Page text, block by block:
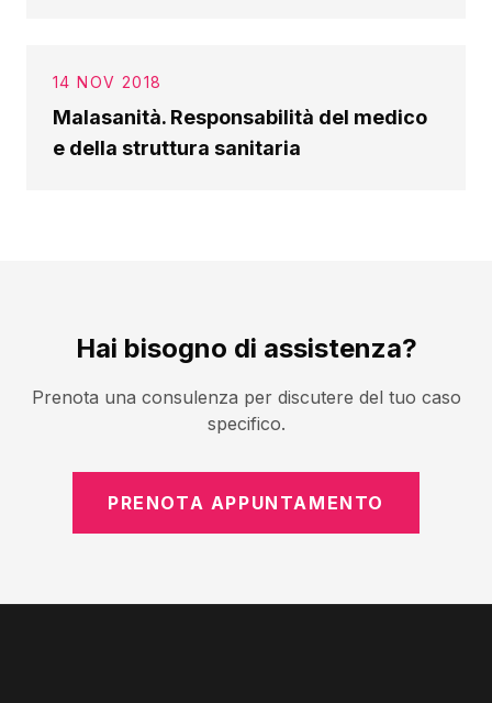
14 NOV 2018
Malasanità. Responsabilità del medico
e della struttura sanitaria
Hai bisogno di assistenza?
Prenota una consulenza per discutere del tuo caso
specifico.
PRENOTA APPUNTAMENTO